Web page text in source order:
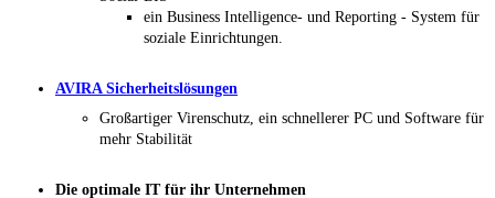
ein Business Intelligence- und Reporting - System für
soziale Einrichtungen.
AVIRA Sicherheitslösungen
Großartiger Virenschutz, ein schnellerer PC und Software für
mehr Stabilität
Die optimale IT für ihr Unternehmen